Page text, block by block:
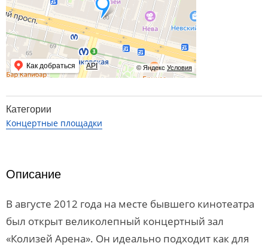
© Яндекс Условия
Как добраться API
Категории
Концертные площадки
Описание
В августе 2012 года на месте бывшего кинотеатра
был открыт великолепный концертный зал
«Колизей Арена». Он идеально подходит как для